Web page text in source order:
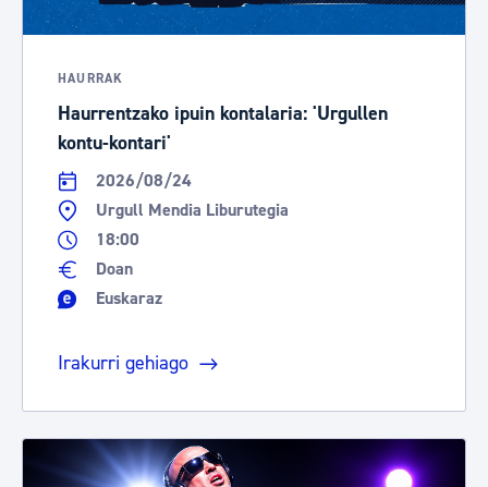
HAURRAK
Haurrentzako ipuin kontalaria: 'Urgullen
kontu-kontari'
2026/08/24
Urgull Mendia Liburutegia
18:00
Doan
Euskaraz
Irakurri gehiago